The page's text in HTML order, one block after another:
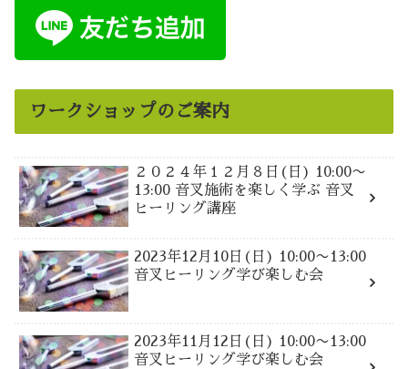
ワークショップのご案内
２０２４年１２月８日(日) 10:00〜
13:00 音叉施術を楽しく学ぶ 音叉
ヒーリング講座
2023年12月10日(日) 10:00〜13:00
音叉ヒーリング学び楽しむ会
2023年11月12日(日) 10:00〜13:00
音叉ヒーリング学び楽しむ会